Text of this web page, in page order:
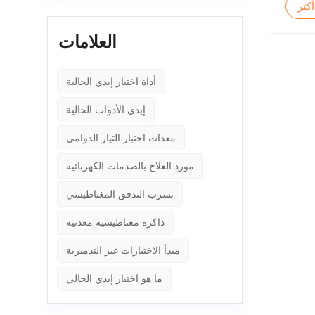
العلامات
أداة اختبار إيدي الحالية
إيدي الأدوات الحالية
معدات اختبار التيار الدوامي
مورد العلاج بالصدمات الكهربائية
تسرب التدفق المغناطيسي
ذاكرة مغناطيسية معدنية
مبدأ الاختبارات غير التدميرية
ما هو اختبار إيدي الحالي